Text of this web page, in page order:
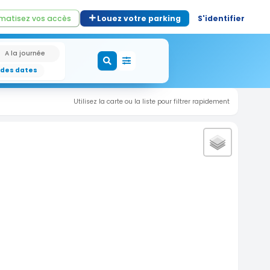
vos accès Louez votre parking S'identifier
A la journée
dates
Utilisez la carte ou la liste pour filtrer rapidement